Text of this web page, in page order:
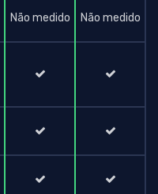
Não medido Não medido